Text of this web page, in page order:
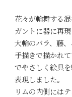
花々が輪舞する
ガントに器に再現
大輪のバラ、藤
手描きで描かれ
でやさしく絵具
表現しました。
リムの内側には